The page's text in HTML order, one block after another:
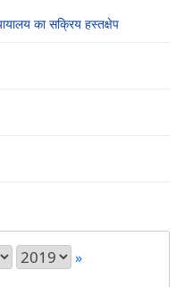
का सक्रिय हस्तक्षेप
»